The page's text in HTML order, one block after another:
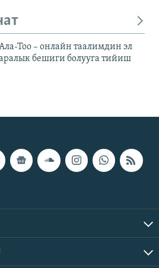
Тоо – онлайн таалимдин эл
бешиги болууга тийиш